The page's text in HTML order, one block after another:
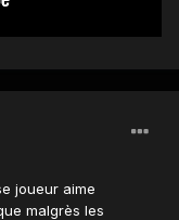
joueur aime
malgrès les